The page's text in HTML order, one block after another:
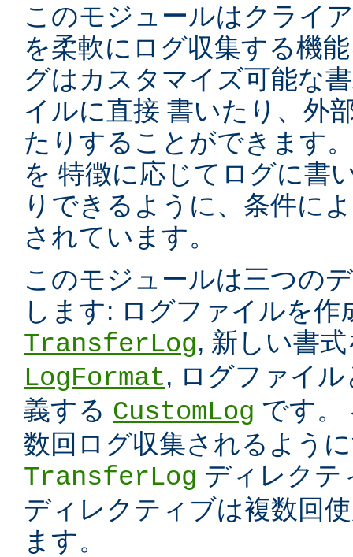
このモジュールはクライ
を柔軟にログ収集する機
グはカスタマイズ可能な
イルに直接 書いたり、外
たりすることができます
を 特徴に応じてログに書
りできるように、条件に
されています。
このモジュールは三つの
します: ログファイルを作
TransferLog, 新しい書
LogFormat, ログファイ
義する CustomLog です。
数回ログ収集されるよう
TransferLog ディレク
ディレクティブは複数回
ます。